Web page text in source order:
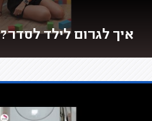
איך לגרום לילד לסדר?